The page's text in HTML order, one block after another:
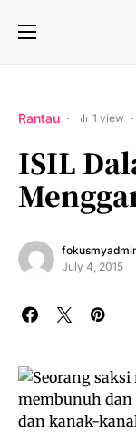
Rantau 1 view
ISIL
July 4, 2015